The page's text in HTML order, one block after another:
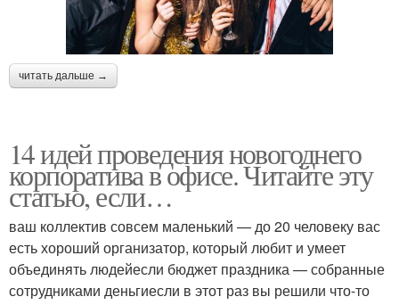
читать дальше →
14 идей проведения новогоднего
корпоратива в офисе. Читайте эту
статью, если…
ваш коллектив совсем маленький — до 20 человеку вас
есть хороший организатор, который любит и умеет
объединять людейесли бюджет праздника — собранные
сотрудниками деньгиесли в этот раз вы решили что-то